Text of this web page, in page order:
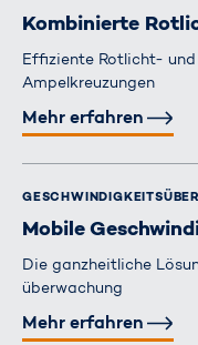
Kombinierte
Effiziente Rotlicht-
Ampelkreuzungen
Mehr erfahren
Mobile
Die ganzheitliche
überwachung
Mehr erfahren